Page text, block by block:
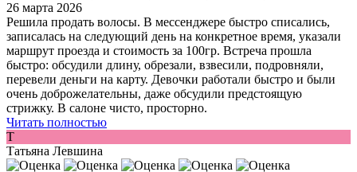
26 марта 2026
Решила продать волосы. В мессенджере быстро списались,
записалась на следующий день на конкретное время, указали
маршрут проезда и стоимость за 100гр. Встреча прошла
быстро: обсудили длину, обрезали, взвесили, подровняли,
перевели деньги на карту. Девочки работали быстро и были
очень доброжелательны, даже обсудили предстоящую
стрижку. В салоне чисто, просторно.
Читать полностью
Т
Татьяна Левшина